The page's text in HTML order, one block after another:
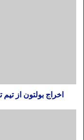
موگابه همراه
انقلابی ایران
حتی از ارسال
وزارت خارجه
موگابه را
اخراج بولتون از تیم ترامپ-